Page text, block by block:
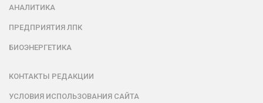
АНАЛИТИКА
ПРЕДПРИЯТИЯ ЛПК
БИОЭНЕРГЕТИКА
КОНТАКТЫ РЕДАКЦИИ
УСЛОВИЯ ИСПОЛЬЗОВАНИЯ САЙТА